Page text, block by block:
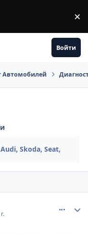
×
Войти
Автомобилей
Audi, Skoda, Seat,